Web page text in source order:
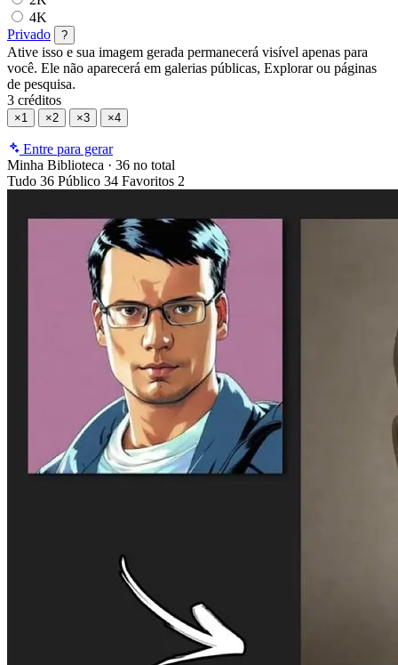
4K
Privado
?
Ative isso e sua imagem gerada permanecerá visível apenas para
você. Ele não aparecerá em galerias públicas, Explorar ou páginas
de pesquisa.
3 créditos
×1 ×2 ×3 ×4
Entre para gerar
Minha Biblioteca · 36 no total
Tudo 36 Público 34 Favoritos 2